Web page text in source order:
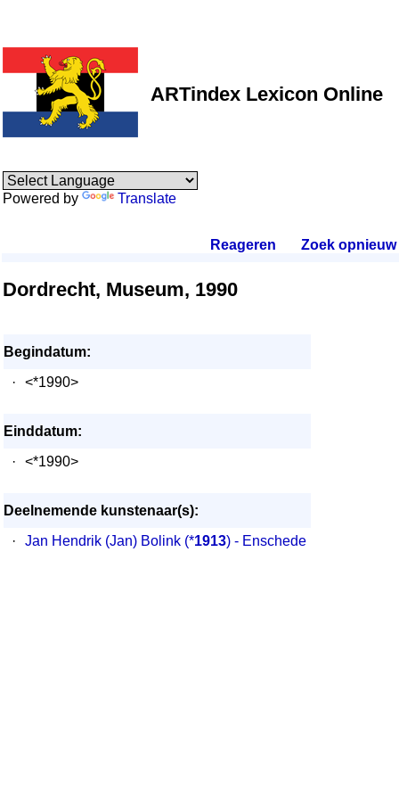
ARTindex Lexicon Online
Powered by Translate
Reageren Zoek opnieuw.
Dordrecht, Museum, 1990
Begindatum:
·
<*1990>
Einddatum:
·
<*1990>
Deelnemende kunstenaar(s):
·
Jan Hendrik (Jan) Bolink (*1913) - Enschede